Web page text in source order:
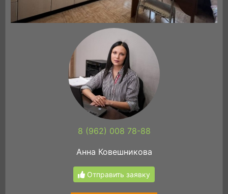
8 (962) 008 78-88
Анна Ковешникова
Отправить заявку